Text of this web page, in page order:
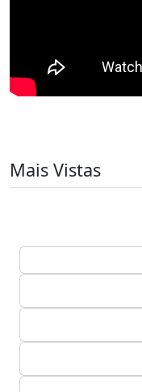
Mais Vistas